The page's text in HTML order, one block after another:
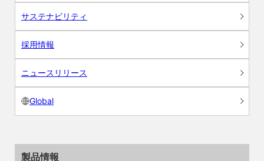
サステナビリティ
採用情報
ニュースリリース
Global
製品情報